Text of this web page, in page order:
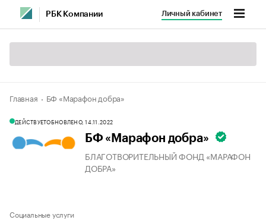
РБК Компании Личный кабинет
Главная БФ «Марафон добра»
ДЕЙСТВУЕТОБНОВЛЕНО, 14.11.2022
БФ «Марафон добра»
БЛАГОТВОРИТЕЛЬНЫЙ ФОНД «МАРАФОН
ДОБРА»
Социальные услуги